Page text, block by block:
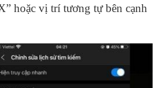
hoặc vị trí tương tự bên cạnh